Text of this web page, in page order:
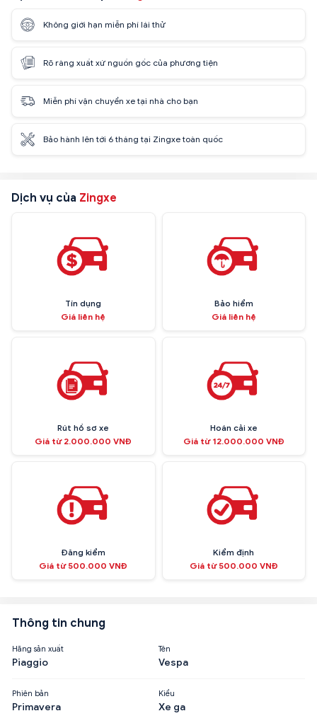
Không giới hạn miễn phí lái thử
Rõ ràng xuất xứ nguồn gốc của phương tiện
Miễn phí vận chuyển xe tại nhà cho bạn
Bảo hành lên tới 6 tháng tại Zingxe toàn quốc
Dịch vụ của Zingxe
Tín dụng
Giá liên hệ
Bảo hiểm
Giá liên hệ
Rút hồ sơ xe
Giá từ 2.000.000 VNĐ
Hoán cải xe
Giá từ 12.000.000 VNĐ
Đăng kiểm
Giá từ 500.000 VNĐ
Kiểm định
Giá từ 500.000 VNĐ
Thông tin chung
Hãng sản xuất
Piaggio
Tên
Vespa
Phiên bản
Primavera
Kiểu
Xe ga